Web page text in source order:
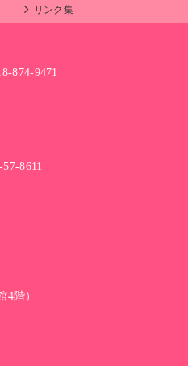
リンク集
874-9471
8611
階）